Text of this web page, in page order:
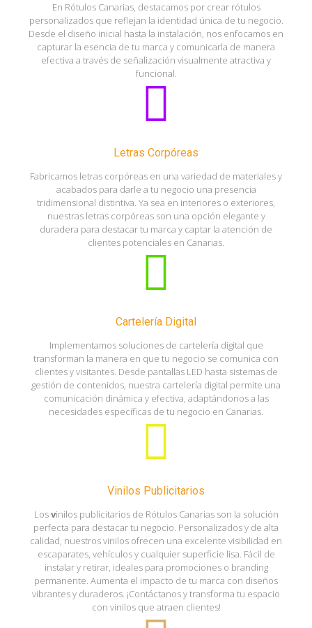
En Rótulos Canarias, destacamos por crear rótulos
personalizados que reflejan la identidad única de tu negocio.
Desde el diseño inicial hasta la instalación, nos enfocamos en
capturar la esencia de tu marca y comunicarla de manera
efectiva a través de señalización visualmente atractiva y
funcional.
Letras Corpóreas
Fabricamos letras corpóreas en una variedad de materiales y
acabados para darle a tu negocio una presencia
tridimensional distintiva. Ya sea en interiores o exteriores,
nuestras letras corpóreas son una opción elegante y
duradera para destacar tu marca y captar la atención de
clientes potenciales en Canarias.
Cartelería Digital
Implementamos soluciones de cartelería digital que
transforman la manera en que tu negocio se comunica con
clientes y visitantes. Desde pantallas LED hasta sistemas de
gestión de contenidos, nuestra cartelería digital permite una
comunicación dinámica y efectiva, adaptándonos a las
necesidades específicas de tu negocio en Canarias.
Vinilos Publicitarios
Losvinilos publicitarios de Rótulos Canarias son la solución
perfecta para destacar tu negocio. Personalizados y de alta
calidad, nuestros vinilos ofrecen una excelente visibilidad en
escaparates, vehículos y cualquier superficie lisa. Fácil de
instalar y retirar, ideales para promociones o branding
permanente. Aumenta el impacto de tu marca con diseños
vibrantes y duraderos. ¡Contáctanos y transforma tu espacio
con vinilos que atraen clientes!